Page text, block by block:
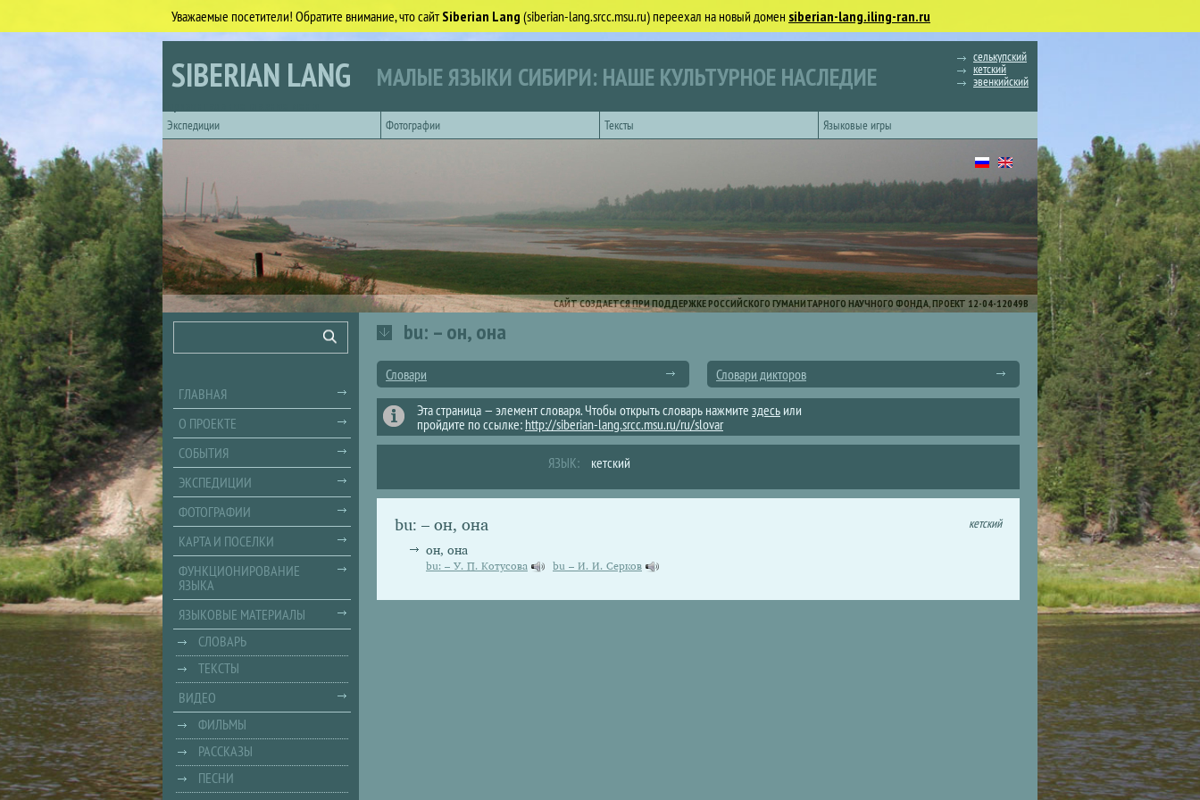
Уважаемые посетители! Обратите внимание, что сайтSiberian Lang (siberian-lang.srcc.msu.ru) переехал на новый домен siberian-lang.iling-ran.ru
SIBERIAN LANG МАЛЫЕ ЯЗЫКИ СИБИРИ: НАШЕ КУЛЬТУРНОЕ НАСЛЕДИЕ
селькупский
кетский
эвенкийский
Экспедиции
Фотографии Тексты Языковые игры
САЙТ СОЗДАЕТСЯ ПРИ ПОДДЕРЖКЕ РОССИЙСКОГО ГУМАНИТАРНОГО НАУЧНОГО ФОНДА, ПРОЕКТ 12-04-12049В
bu: – он, она
Словари
Словари дикторов
Эта страница — элемент словаря. Чтобы открыть словарь нажмите здесь или
пройдите по ссылке: http://siberian-lang.srcc.msu.ru/ru/slovar
ЯЗЫК: кетский
bu: – он, она кетский
он, она
bu: – У. П. Котусова bu – И. И. Серков
Поиск
ГЛАВНАЯ
О ПРОЕКТЕ
СОБЫТИЯ
ЭКСПЕДИЦИИ
ФОТОГРАФИИ
КАРТА И ПОСЕЛКИ
ФУНКЦИОНИРОВАНИЕ
ЯЗЫКА
ЯЗЫКОВЫЕ МАТЕРИАЛЫ
СЛОВАРЬ
ТЕКСТЫ
ВИДЕО
ФИЛЬМЫ
РАССКАЗЫ
ПЕСНИ